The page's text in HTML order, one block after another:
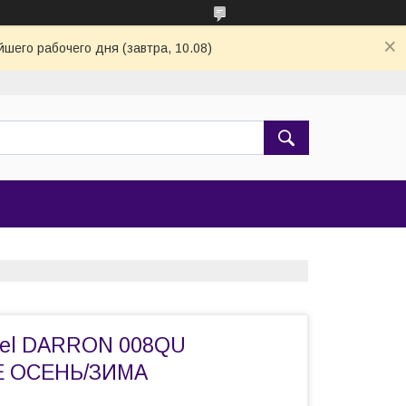
рабочего дня (завтра, 10.08)
DARRON 008QU
ОСЕНЬ/ЗИМА